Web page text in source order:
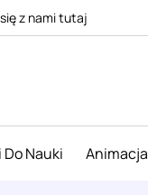
z nami tutaj
Nauki Animacja